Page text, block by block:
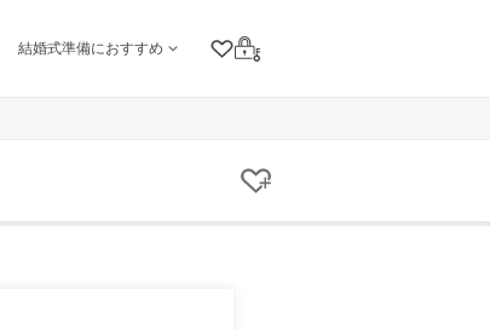
結婚式準備におすすめ
クリップリスト
ログイン
クリップする